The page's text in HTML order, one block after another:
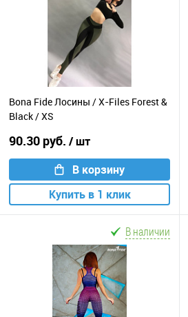
Bona Fide Лосины / X-Files Forest &
Black / XS
90.30 руб. / шт
В корзину
Купить в 1 клик
В наличии